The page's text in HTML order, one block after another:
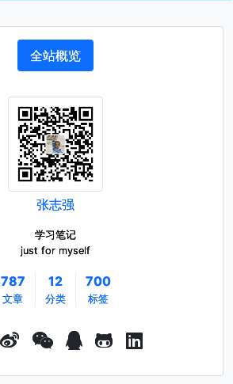
全站概览
张志强
学习笔记
just for myself
787
文章
12
分类
700
标签